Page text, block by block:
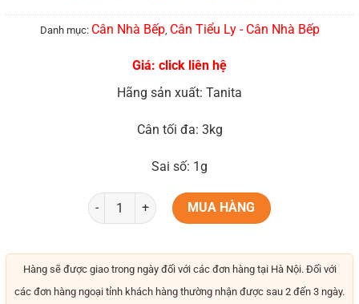
Danh mục: Cân Nhà Bếp, Cân Tiểu Ly - Cân Nhà Bếp
Giá: click liên hệ
Hãng sản xuất: Tanita
Cân tối đa: 3kg
Sai số: 1g
MUA HÀNG
Hàng sẽ được giao trong ngày đối với các đơn hàng tại Hà Nội. Đối với
các đơn hàng ngoại tỉnh khách hàng thường nhận được sau 2 đến 3 ngày.